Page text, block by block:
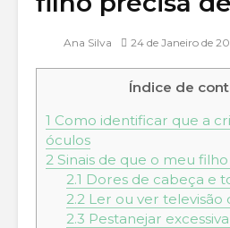
Ana Silva 24 de Janeiro de
Índice de
1 Como identificar que a
óculos
2 Sinais de que o meu
2.1 Dores de cabeça e
2.2Ler ou ver televisão
2.3 Pestanejar